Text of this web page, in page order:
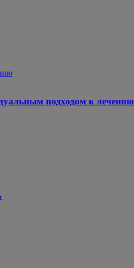
подходом к лечению